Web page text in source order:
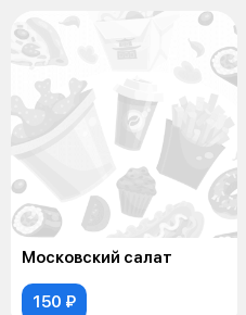
Московский салат
150 ₽